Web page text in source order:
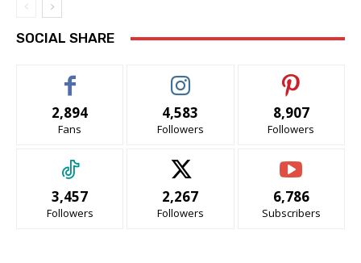
SOCIAL SHARE
2,894
Fans
4,583
Followers
8,907
Followers
3,457
Followers
2,267
Followers
6,786
Subscribers